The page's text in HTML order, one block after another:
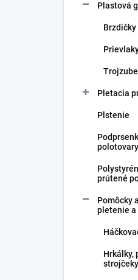
Plastová
Brzdičky
Pletacia
Plstenie
prútené
Pomôcky
pletenie a
Hrkálky,
strojčeky